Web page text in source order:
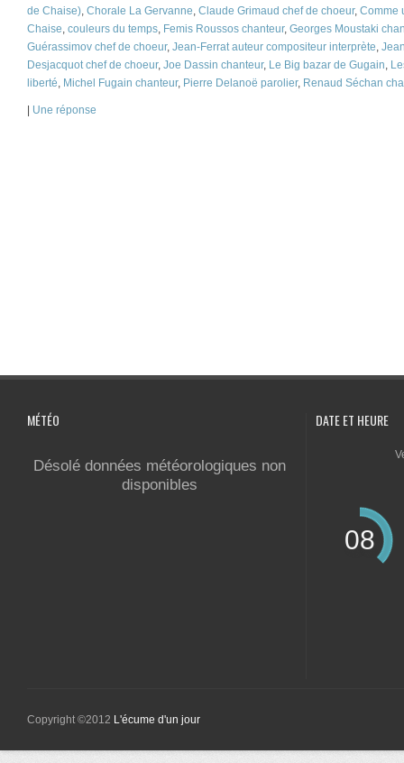
de Chaise) Chorale La Gervanne Claude Grimaud chef de choeur, Comme
Chaise couleurs du temps Femis Roussos chanteur, Georges Moustaki
Guérassimov chef de choeur, Jean-Ferrat auteur compositeur interprète
Desjacquot chef de choeur, Joe Dassin chanteur, Le Big bazar de Gugain
liberté Michel Fugain chanteur, Pierre Delanoë parolier, Renaud Séchan
| Une réponse
MÉTÉO
Désolé données météorologiques non
disponibles
DATE ET HEURE
08
Copyright ©2012 L'écume d'un jour